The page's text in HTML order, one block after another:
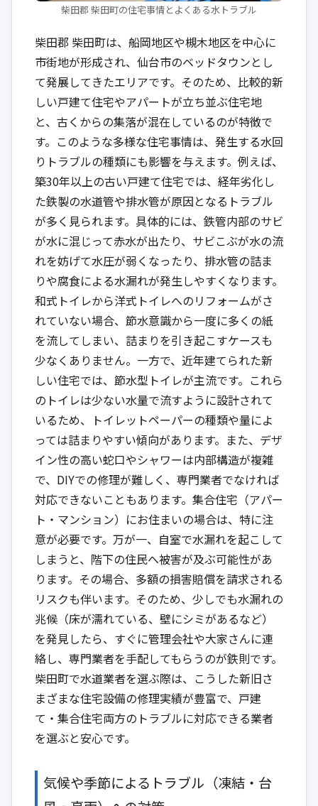
柴田郡 柴田町の住宅事情とよくある水トラブル
柴田郡 柴田町は、船岡地区や槻木地区を中心に
市街地が形成され、仙台市のベッドタウンとし
て発展してきたエリアです。そのため、比較的新
しい戸建て住宅やアパートが立ち並ぶ住宅地
と、古くからの集落が混在しているのが特徴で
す。このような多様な住宅事情は、発生する水回
りトラブルの種類にも影響を与えます。例えば、
築30年以上の古い戸建て住宅では、経年劣化し
た鉄製の水道管や排水管が原因となるトラブル
が多く見られます。具体的には、鉄管内部のサビ
が水に混じって赤水が出たり、サビこぶが水の流
れを妨げて水圧が弱くなったり、排水管の詰ま
りや腐食による水漏れが発生しやすくなります。
和式トイレから洋式トイレへのリフォームがさ
れていない場合、節水意識から一度に多くの紙
を流してしまい、詰まりを引き起こすケースも
少なくありません。一方で、近年建てられた新
しい住宅では、節水型トイレが主流です。これら
のトイレは少ない水量で流すように設計されて
いるため、トイレットペーパーの種類や量によ
っては詰まりやすい傾向があります。また、デザ
イン性の高い蛇口やシャワーは内部構造が複雑
で、DIYでの修理が難しく、専門業者でなければ
対応できないこともあります。集合住宅（アパー
ト・マンション）にお住まいの場合は、特に注
意が必要です。万が一、自室で水漏れを起こして
しまうと、階下の住民へ被害が及ぶ可能性があ
ります。その場合、多額の損害賠償を請求される
リスクも伴います。そのため、少しでも水漏れの
兆候（床が濡れている、壁にシミがあるなど）
を発見したら、すぐに管理会社や大家さんに連
絡し、専門業者を手配してもらうのが鉄則です。
柴田町で水道業者を選ぶ際は、こうした新旧さ
まざまな住宅設備の修理実績が豊富で、戸建
て・集合住宅両方のトラブルに対応できる業者
を選ぶと安心です。
気候や季節によるトラブル（凍結・台